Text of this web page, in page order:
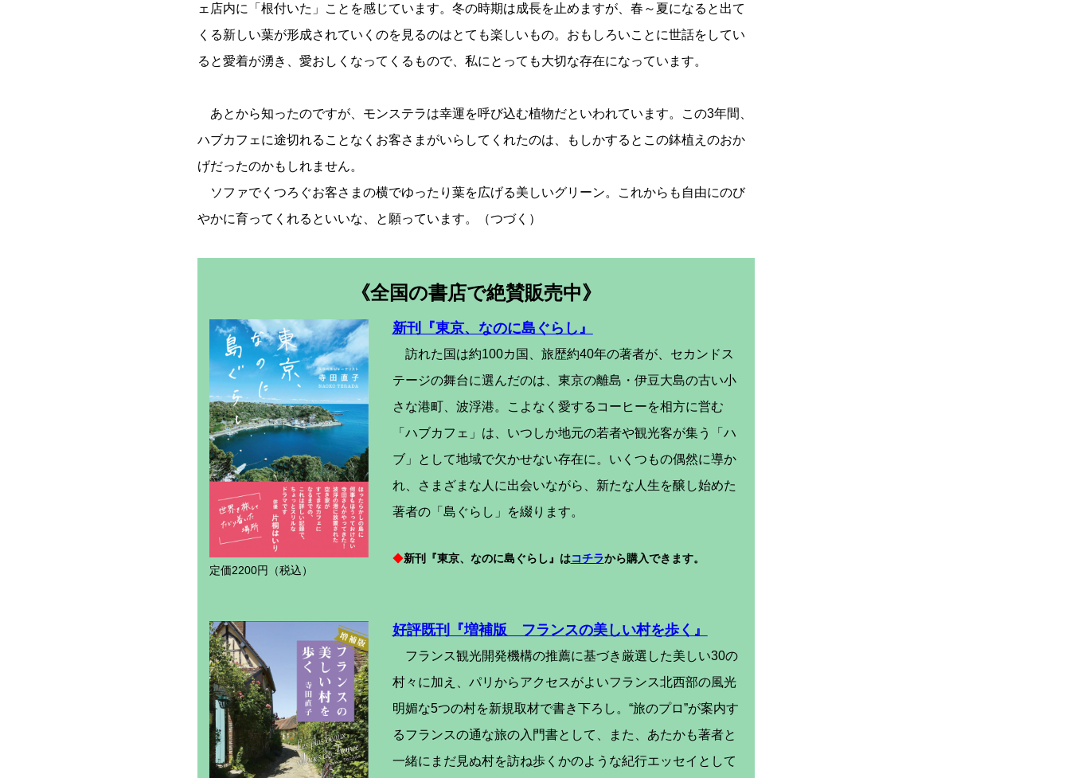
ェ店内に「根付いた」ことを感じています。冬の時期は成長を止めますが、春～夏になると出て
くる新しい葉が形成されていくのを見るのはとても楽しいもの。おもしろいことに世話をしてい
ると愛着が湧き、愛おしくなってくるもので、私にとっても大切な存在になっています。
あとから知ったのですが、モンステラは幸運を呼び込む植物だといわれています。この3年間、
ハブカフェに途切れることなくお客さまがいらしてくれたのは、もしかするとこの鉢植えのおか
げだったのかもしれません。
ソファでくつろぐお客さまの横でゆったり葉を広げる美しいグリーン。これからも自由にのび
やかに育ってくれるといいな、と願っています。（つづく）
《全国の書店で絶賛販売中》
定価2200円（税込）
新刊『東京、なのに島ぐらし』
訪れた国は約100カ国、旅歴約40年の著者が、セカンドス
テージの舞台に選んだのは、東京の離島・伊豆大島の古い小
さな港町、波浮港。こよなく愛するコーヒーを相方に営む
「ハブカフェ」は、いつしか地元の若者や観光客が集う「ハ
ブ」として地域で欠かせない存在に。いくつもの偶然に導か
れ、さまざまな人に出会いながら、新たな人生を醸し始めた
著者の「島ぐらし」を綴ります。
◆新刊『東京、なのに島ぐらし』はコチラから購入できます。
好評既刊『増補版 フランスの美しい村を歩く』
フランス観光開発機構の推薦に基づき厳選した美しい30の
村々に加え、パリからアクセスがよいフランス北西部の風光
明媚な5つの村を新規取材で書き下ろし。“旅のプロ”が案内す
るフランスの通な旅の入門書として、また、あたかも著者と
一緒にまだ見ぬ村を訪ね歩くかのような紀行エッセイとして